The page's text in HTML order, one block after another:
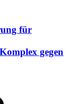
für
gegen